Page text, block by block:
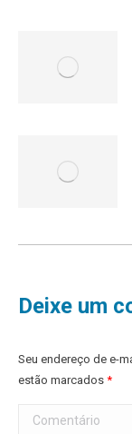
Deixe um
Seu endereço de e-
estão marcados *
Comentário